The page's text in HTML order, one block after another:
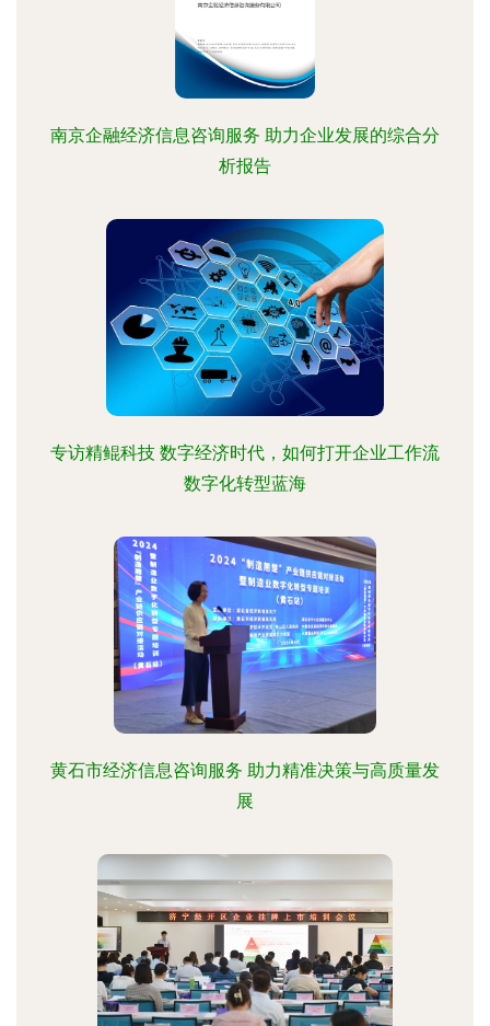
南京企融经济信息咨询服务 助力企业发展的综合分
析报告
专访精鲲科技 数字经济时代，如何打开企业工作流
数字化转型蓝海
黄石市经济信息咨询服务 助力精准决策与高质量发
展